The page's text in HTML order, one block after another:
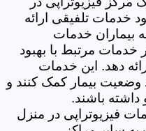
خدمات تلفیقی ارائه
بیماران خدمات
خدمات مرتبط با بهبود
دهد. این خدمات
وضعیت بیمار کمک کنند و
داشته باشند.
فیزیوتراپی در منزل